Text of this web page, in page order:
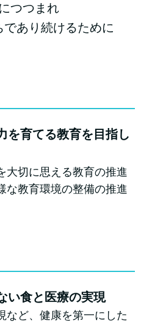
つつまれ
あり続けるために
を育てる教育を目指し
大切に思える教育の推進
な教育環境の整備の推進
い食と医療の実現
など、健康を第一にした